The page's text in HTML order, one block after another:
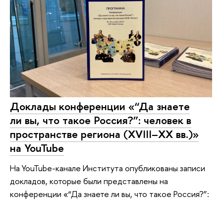
Доклады конференции «“Да знаете
ли вы, что такое Россия?”: человек в
пространстве региона (XVIII–XX вв.)»
на YouTube
На YouTube-канале Института опубликованы записи
докладов, которые были представлены на
конференции «“Да знаете ли вы, что такое Россия?”: